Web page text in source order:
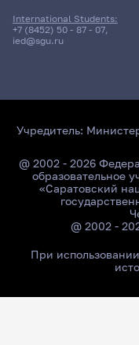
International Students:
+7 (8452) 50 - 87 - 07,
ied@sgu.ru
Учредитель:
@ 2002 - 2026
образовательное
«Саратовский
@ 2002 -
При